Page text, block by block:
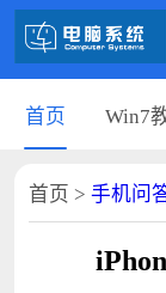
首页 Win7
首页 > 手机问